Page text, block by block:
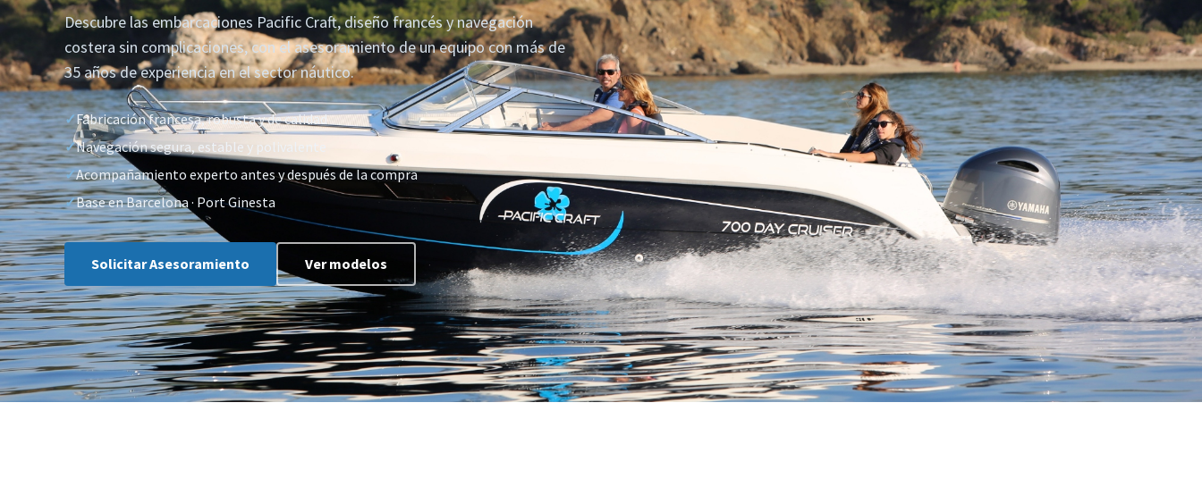
Descubre las embarcaciones Pacific Craft, diseño francés y navegación
costera sin complicaciones, con el asesoramiento de un equipo con más de
35 años de experiencia en el sector náutico.
✓Fabricación francesa, robusta y de calidad
✓Navegación segura, estable y polivalente
✓Acompañamiento experto antes y después de la compra
✓Base en Barcelona · Port Ginesta
Solicitar Asesoramiento Ver modelos